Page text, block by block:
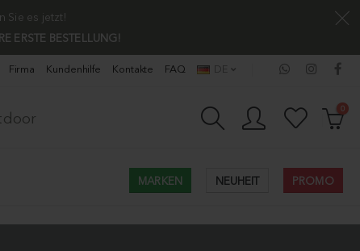
Sie es jetzt!
ERSTE BESTELLUNG!
Firma Kundenhilfe Kontakte FAQ DE
0
MARKEN NEUHEIT PROMO